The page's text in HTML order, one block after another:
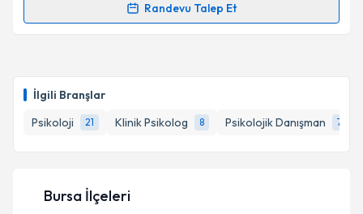
İlgili Branşlar
Psikoloji
21 Klinik Psikolog 8 Psikolojik Danışman 7
Takvim Talebini Gönder
Randevu Talep Et
Randevu Takvimi Talebi
takvim hazırlandığında e-posta ile bilgilendireceğiz.
E-posta Adresiniz
Bursa İlçeleri